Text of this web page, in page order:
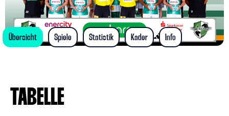
Übersicht Spiele Statistik Kader Info
TABELLE